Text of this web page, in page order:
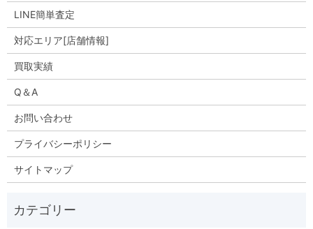
LINE簡単査定
対応エリア[店舗情報]
買取実績
Q＆A
お問い合わせ
プライバシーポリシー
サイトマップ